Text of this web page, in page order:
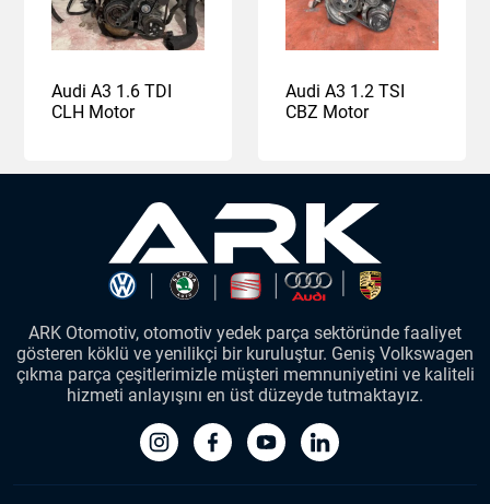
Audi A3 1.6 TDI
CLH Motor
Audi A3 1.2 TSI
CBZ Motor
ARK Otomotiv, otomotiv yedek parça sektöründe faaliyet
gösteren köklü ve yenilikçi bir kuruluştur. Geniş Volkswagen
çıkma parça çeşitlerimizle müşteri memnuniyetini ve kaliteli
hizmeti anlayışını en üst düzeyde tutmaktayız.